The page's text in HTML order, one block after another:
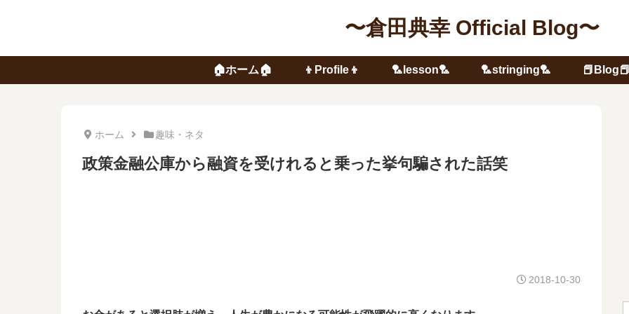
〜倉田典幸 Official Blog〜
🏠ホーム🏠 👦Profile👦 🏸lesson🏸 🏸stringing🏸 📕Blog📕
ホーム 趣味・ネタ
政策金融公庫から融資を受けれると乗った挙句騙された話笑
2018-10-30